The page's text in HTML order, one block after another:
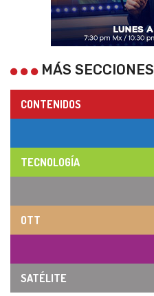
MÁS SECCIONES
CONTENIDOS
TECNOLOGÍA
OTT
SATÉLITE